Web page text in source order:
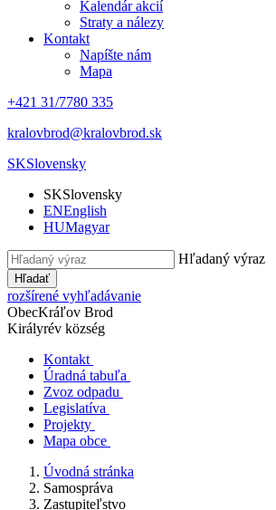
Kalendár akcií
Straty a nálezy
Kontakt
Napíšte nám
Mapa
+421 31/7780 335
kralovbrod@kralovbrod.sk
SKSlovensky
SKSlovensky
ENEnglish
HUMagyar
Hľadaný výraz
Hľadať
rozšírené vyhľadávanie
ObecKráľov Brod
Királyrév község
Kontakt
Úradná tabuľa
Zvoz odpadu
Legislatíva
Projekty
Mapa obce
Úvodná stránka
Samospráva
Zastupiteľstvo